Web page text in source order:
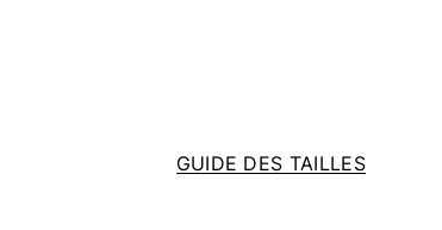
GUIDE DES TAILLES